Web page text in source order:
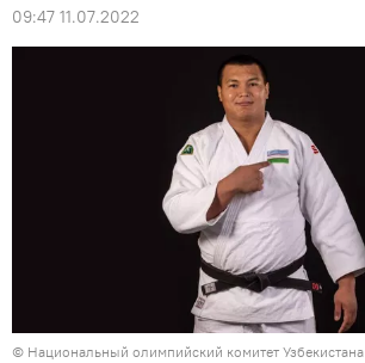
09:47 11.07.2022
© Национальный олимпийский комитет Узбекистана